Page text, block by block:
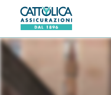
Generali logo